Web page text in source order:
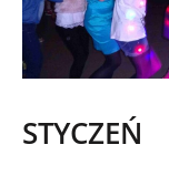
STYCZEŃ